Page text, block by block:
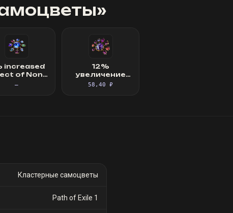
»
increased
of Non-
—
12%
увеличение
урона от атак
58,40 ₽
Кластерные самоцветы
Path of Exile 1